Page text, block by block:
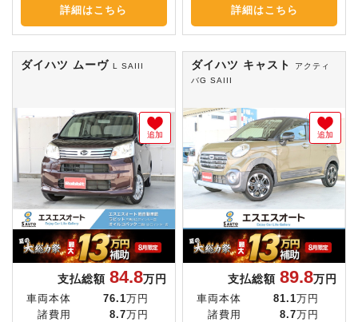
詳細はこちら 詳細はこちら
ダイハツ ムーヴ L SAIII
追加
支払総額 84.8万円
車両本体 76.1 万円
諸費用
8.7 万円
ダイハツ キャスト
アクティ
バG SAIII
追加
支払総額 89.8万円
車両本体 81.1 万円
諸費用
8.7 万円